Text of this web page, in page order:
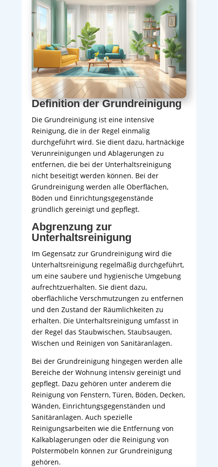
Definition der Grundreinigung
Die Grundreinigung ist eine intensive
Reinigung, die in der Regel einmalig
durchgeführt wird. Sie dient dazu, hartnäckige
Verunreinigungen und Ablagerungen zu
entfernen, die bei der Unterhaltsreinigung
nicht beseitigt werden können. Bei der
Grundreinigung werden alle Oberflächen,
Böden und Einrichtungsgegenstände
gründlich gereinigt und gepflegt.
Abgrenzung zur
Unterhaltsreinigung
Im Gegensatz zur Grundreinigung wird die
Unterhaltsreinigung regelmäßig durchgeführt,
um eine saubere und hygienische Umgebung
aufrechtzuerhalten. Sie dient dazu,
oberflächliche Verschmutzungen zu entfernen
und den Zustand der Räumlichkeiten zu
erhalten. Die Unterhaltsreinigung umfasst in
der Regel das Staubwischen, Staubsaugen,
Wischen und Reinigen von Sanitäranlagen.
Bei der Grundreinigung hingegen werden alle
Bereiche der Wohnung intensiv gereinigt und
gepflegt. Dazu gehören unter anderem die
Reinigung von Fenstern, Türen, Böden, Decken,
Wänden, Einrichtungsgegenständen und
Sanitäranlagen. Auch spezielle
Reinigungsarbeiten wie die Entfernung von
Kalkablagerungen oder die Reinigung von
Polstermöbeln können zur Grundreinigung
gehören.